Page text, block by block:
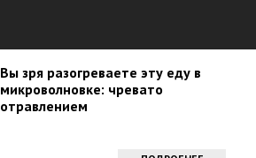
Вы зря разогреваете эту еду в
микроволновке: чревато
отравлением